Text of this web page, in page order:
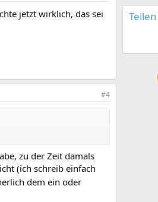
jetzt wirklich, das sei
#4
zu der Zeit damals
(ich schreib einfach
dem ein oder
Teilen